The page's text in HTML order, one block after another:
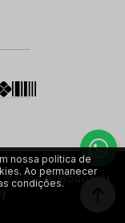
0001-01
nossa política de
Ao permanecer
condições.